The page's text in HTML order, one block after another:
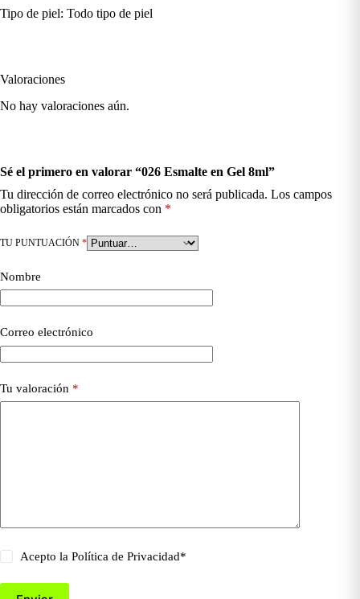
Tipo de piel: Todo tipo de piel
Valoraciones
No hay valoraciones aún.
Sé el primero en valorar “026 Esmalte en Gel 8ml”
Tu dirección de correo electrónico no será publicada. Los campos
obligatorios están marcados con *
TU PUNTUACIÓN *
Nombre
Correo electrónico
Tu valoración *
Acepto laPolítica de Privacidad*